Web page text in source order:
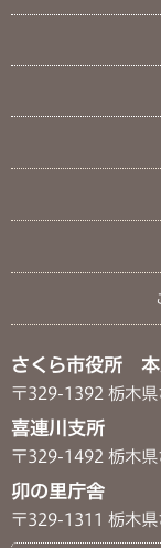
さくら市役所
〒329-1392 栃木
喜連川支所
〒329-1492 栃木県
卯の里庁舎
〒329-1311 栃木